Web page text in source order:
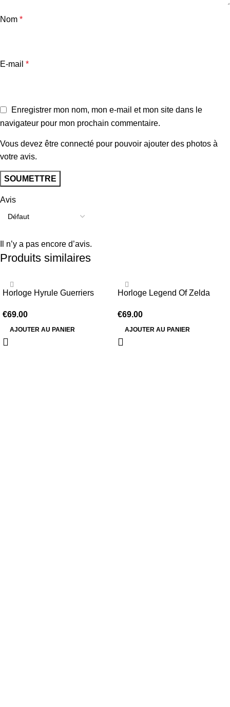
Avis
Il n’y a pas encore d’avis.
Nom *
E-mail *
Enregistrer mon nom, mon e-mail et mon site dans le
navigateur pour mon prochain commentaire.
Vous devez être connecté pour pouvoir ajouter des photos à
votre avis.
Produits similaires
Horloge Hyrule Guerriers
€69.00
AJOUTER AU PANIER
Horloge Legend Of Zelda
€69.00
AJOUTER AU PANIER